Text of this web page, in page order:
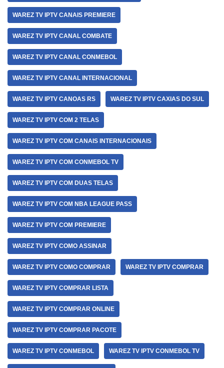
WAREZ TV IPTV CANAIS PREMIERE
WAREZ TV IPTV CANAL COMBATE
WAREZ TV IPTV CANAL CONMEBOL
WAREZ TV IPTV CANAL INTERNACIONAL
WAREZ TV IPTV CANOAS RS WAREZ TV IPTV CAXIAS DO SUL
WAREZ TV IPTV COM 2 TELAS
WAREZ TV IPTV COM CANAIS INTERNACIONAIS
WAREZ TV IPTV COM CONMEBOL TV
WAREZ TV IPTV COM DUAS TELAS
WAREZ TV IPTV COM NBA LEAGUE PASS
WAREZ TV IPTV COM PREMIERE
WAREZ TV IPTV COMO ASSINAR
WAREZ TV IPTV COMO COMPRAR WAREZ TV IPTV COMPRAR
WAREZ TV IPTV COMPRAR LISTA
WAREZ TV IPTV COMPRAR ONLINE
WAREZ TV IPTV COMPRAR PACOTE
WAREZ TV IPTV CONMEBOL WAREZ TV IPTV CONMEBOL TV